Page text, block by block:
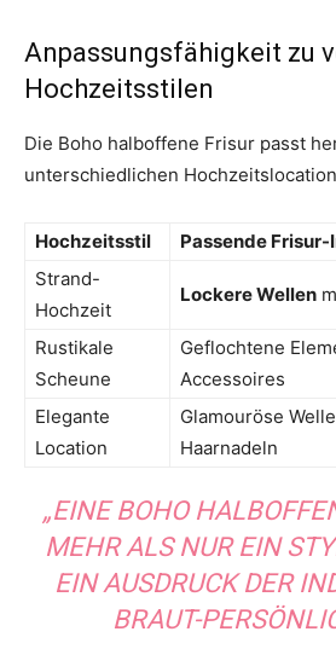
Anpassungsfähigkeit zu
Hochzeitsstilen
Die Boho halboffene Frisur passt
unterschiedlichen
Hochzeitsstil
Passende
Strand-
Hochzeit
Lockere Wellen
Rustikale
Scheune
Geflochtene
Accessoires
Elegante
Location
Glamouröse
Haarnadeln
„EINE BOHO
MEHR ALS NUR EIN
EIN AUSDRUCK DER
BRAUT-